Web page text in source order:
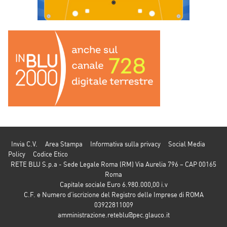
Invia C.V. Area Stampa Informativa sulla privacy
Social Media
Policy
Codice Etico
RETE BLU S.p.a - Sede Legale Roma (RM) Via Aurelia 796 – CAP 00165
Roma
Capitale sociale Euro 6.980.000,00 i.v
C.F. e Numero d’iscrizione del Registro delle Imprese di ROMA
03922811009
amministrazione.reteblu@pec.glauco.it